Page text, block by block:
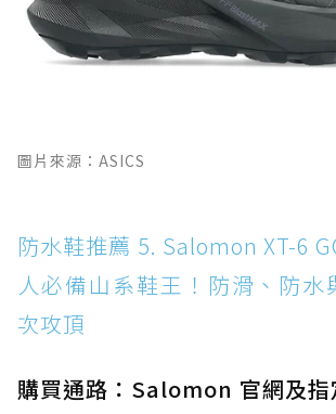
圖片來源：ASICS
防水鞋推薦 5. Salomon XT-6
人必備山系鞋王！防滑、防水
次攻頂
購買通路：Salomon 官網及指